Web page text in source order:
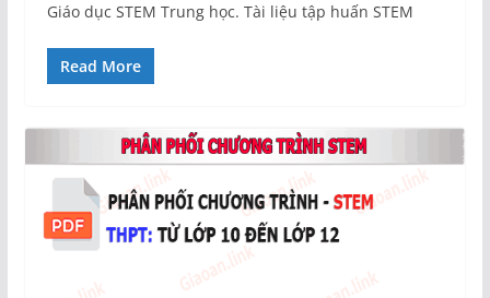
Giáo dục STEM Trung học. Tài liệu tập huấn STEM
Read More